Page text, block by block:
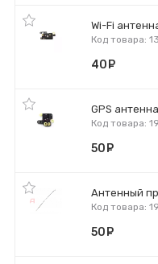
Wi-Fi
Код товара:
40
GPS
Код товара:
50
Антенный
Код товара:
50